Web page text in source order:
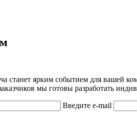
ярким событием для вашей
мы готовы разработать
Введите e-mail